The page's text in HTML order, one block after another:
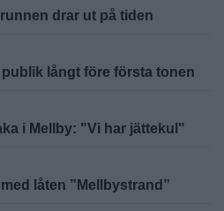
drar ut på tiden
långt före första tonen
i Mellby: "Vi har jättekul"
låten ”Mellbystrand”